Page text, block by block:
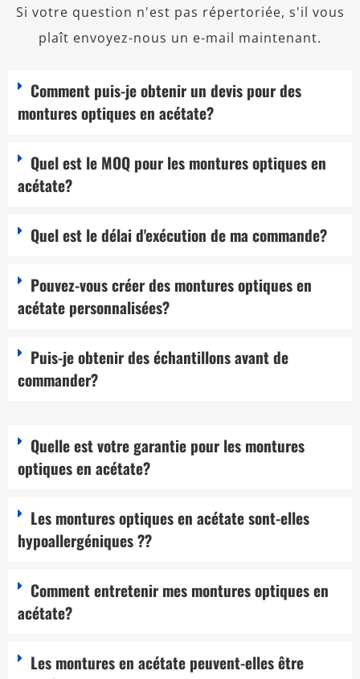
Si votre question n'est pas répertoriée, s'il vous
plaît envoyez-nous un e-mail maintenant.
Comment puis-je obtenir un devis pour des
montures optiques en acétate?
Quel est le MOQ pour les montures optiques en
acétate?
Quel est le délai d'exécution de ma commande?
Pouvez-vous créer des montures optiques en
acétate personnalisées?
Puis-je obtenir des échantillons avant de
commander?
Quelle est votre garantie pour les montures
optiques en acétate?
Les montures optiques en acétate sont-elles
hypoallergéniques ??
Comment entretenir mes montures optiques en
acétate?
Les montures en acétate peuvent-elles être